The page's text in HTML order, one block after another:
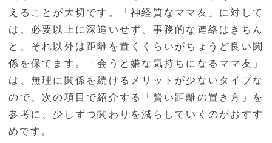
えることが大切です。「神経質なママ友」に対して
は、必要以上に深追いせず、事務的な連絡はきちん
と、それ以外は距離を置くくらいがちょうど良い関
係を保てます。「会うと嫌な気持ちになるママ友」
は、無理に関係を続けるメリットが少ないタイプな
ので、次の項目で紹介する「賢い距離の置き方」を
参考に、少しずつ関わりを減らしていくのがおすす
めです。